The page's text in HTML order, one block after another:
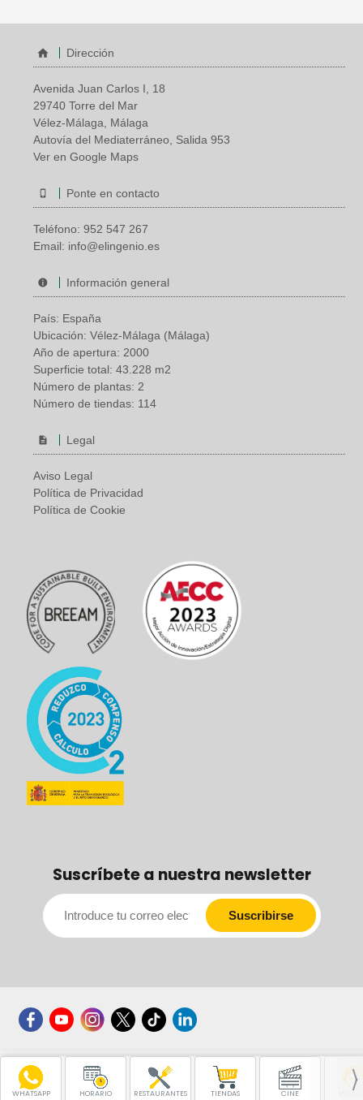
WHATSAPP HORARIO RESTAURANTES TIENDAS CINE
Dirección
Avenida Juan Carlos I, 18
29740 Torre del Mar
Vélez-Málaga, Málaga
Autovía del Mediaterráneo, Salida 953
Ver en Google Maps
Ponte en contacto
Teléfono: 952 547 267
Email: info@elingenio.es
Información general
País: España
Ubicación: Vélez-Málaga (Málaga)
Año de apertura: 2000
Superficie total: 43.228 m2
Número de plantas: 2
Número de tiendas: 114
Legal
Aviso Legal
Política de Privacidad
Política de Cookie
Suscríbete a nuestra newsletter